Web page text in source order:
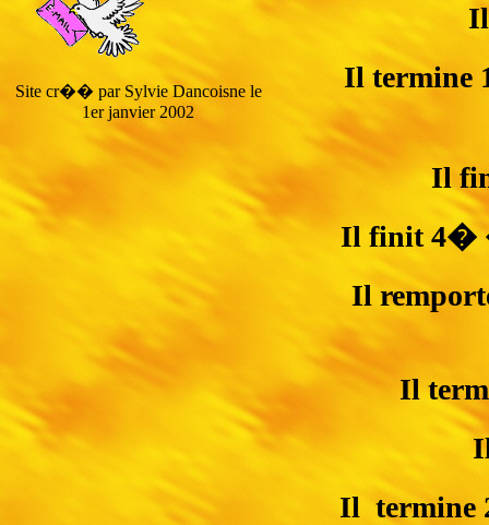
Site cr�� par Sylvie Dancoisne le
1er janvier 2002
Il termine
Il
Il finit 4�
Il
Il
Il termine